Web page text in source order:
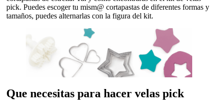
pick. Puedes escoger tu mism@ cortapastas de diferentes formas y
tamaños, puedes alternarlas con la figura del kit.
Que necesitas para hacer velas pick